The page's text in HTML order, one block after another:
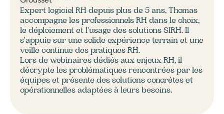
Expert logiciel RH depuis plus de 5 ans, Thomas
accompagne les professionnels RH dans le choix,
le déploiement et l'usage des solutions SIRH. Il
s'appuie sur une solide expérience terrain et une
veille continue des pratiques RH.
Lors de webinaires dédiés aux enjeux RH, il
décrypte les problématiques rencontrées par les
équipes et présente des solutions concrètes et
opérationnelles adaptées à leurs besoins.